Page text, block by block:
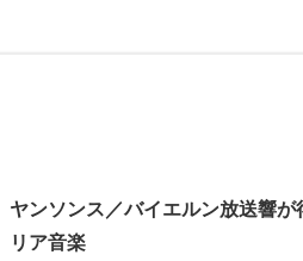
ヤンソンス／バイエルン放送響
リア音楽